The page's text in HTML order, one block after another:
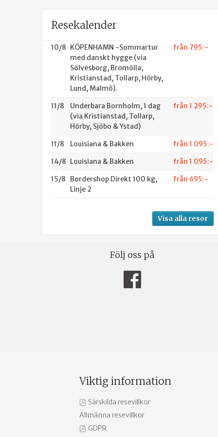
Resekalender
10/8 KÖPENHAMN -Sommartur
med danskt hygge (via
Sölvesborg, Bromölla,
Kristianstad, Tollarp, Hörby,
Lund, Malmö).
från 795:-
11/8
Underbara Bornholm, 1 dag
(via Kristianstad, Tollarp,
Hörby, Sjöbo & Ystad)
från 1 295:-
11/8 Louisiana & Bakken
från 1 095:-
14/8 Louisiana & Bakken
från 1 095:-
15/8
Bordershop Direkt 100 kg,
Linje 2
från 695:-
Visa alla resor
Följ oss på
Viktig information
Särskilda resevillkor
Allmänna resevillkor
GDPR